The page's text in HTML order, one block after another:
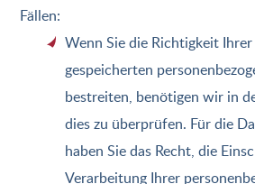
Fällen:
Wenn Sie die Richtigkeit
gespeicherten
bestreiten, benötigen wir in
dies zu überprüfen. Für die
haben Sie das Recht, die
Verarbeitung Ihrer